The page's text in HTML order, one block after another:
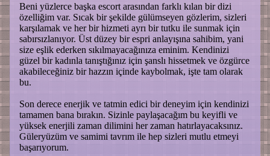
Beni yüzlerce başka escort arasından farklı kılan bir dizi
özelliğim var. Sıcak bir şekilde gülümseyen gözlerim, sizleri
karşılamak ve her bir hizmeti ayrı bir tutku ile sunmak için
sabırsızlanıyor. Üst düzey bir espri anlayışına sahibim, yani
size eşlik ederken sıkılmayacağınıza eminim. Kendinizi
güzel bir kadınla tanıştığınız için şanslı hissetmek ve özgürce
akabileceğiniz bir hazzın içinde kaybolmak, işte tam olarak
bu.
Son derece enerjik ve tatmin edici bir deneyim için kendinizi
tamamen bana bırakın. Sizinle paylaşacağım bu keyifli ve
yüksek enerjili zaman dilimini her zaman hatırlayacaksınız.
Güleryüzüm ve samimi tavrım ile hep sizleri mutlu etmeyi
başarıyorum.